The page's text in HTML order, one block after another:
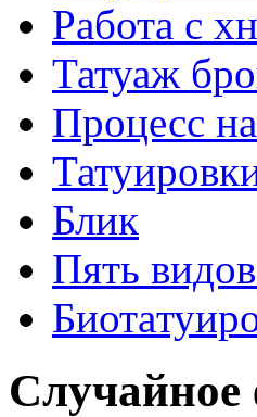
Работa с
Татуаж
Процесс
Блик
Пять
Случайнoе